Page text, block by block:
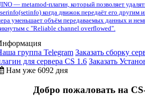
— metamod-плагин, который позволяет
когда движок передаёт его другим
уменьшает объём передаваемых данных и
с "Reliable channel overflowed".
группа Telegram Заказать сборку
для сервера CS 1.6 Заказать
Нам уже 6092 дня
Добро пожаловать на